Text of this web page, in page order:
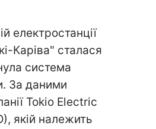
електростанції
Каріва" сталася
система
За даними
Tokio Electric
якій належить